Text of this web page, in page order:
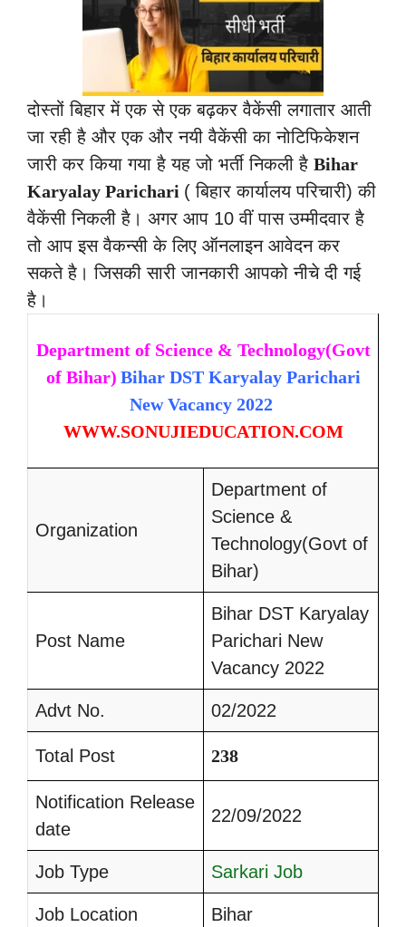
दोस्तों बिहार में एक से एक बढ़कर वैकेंसी लगातार आती
जा रही है और एक और नयी वैकेंसी का नोटिफिकेशन
जारी कर किया गया है यह जो भर्ती निकली है Bihar
Karyalay Parichari ( बिहार कार्यालय परिचारी) की
वैकेंसी निकली है। अगर आप 10 वीं पास उम्मीदवार है
तो आप इस वैकन्सी के लिए ऑनलाइन आवेदन कर
सकते है। जिसकी सारी जानकारी आपको नीचे दी गई
है।
Department of Science & Technology(Govt
of Bihar) Bihar DST Karyalay Parichari
New Vacancy 2022
WWW.SONUJIEDUCATION.COM
Organization
Department of
Science &
Technology(Govt of
Bihar)
Post Name
Bihar DST Karyalay
Parichari New
Vacancy 2022
Advt No. 02/2022
Total Post 238
Notification Release
date
22/09/2022
Job Type Sarkari Job
Job Location Bihar